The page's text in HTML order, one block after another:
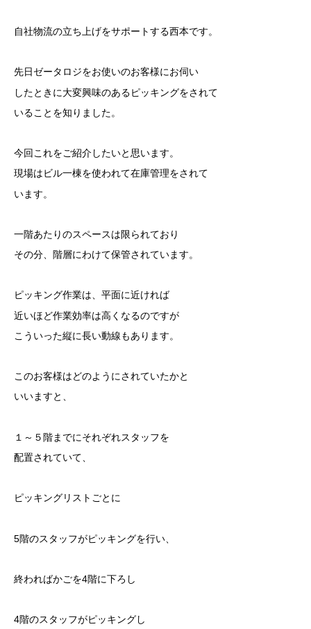
自社物流の立ち上げをサポートする西本です。
先日ゼータロジをお使いのお客様にお伺い
したときに大変興味のあるピッキングをされて
いることを知りました。
今回これをご紹介したいと思います。
現場はビル一棟を使われて在庫管理をされて
います。
一階あたりのスペースは限られており
その分、階層にわけて保管されています。
ピッキング作業は、平面に近ければ
近いほど作業効率は高くなるのですが
こういった縦に長い動線もあります。
このお客様はどのようにされていたかと
いいますと、
１～５階までにそれぞれスタッフを
配置されていて、
ピッキングリストごとに
5階のスタッフがピッキングを行い、
終わればかごを4階に下ろし
4階のスタッフがピッキングし